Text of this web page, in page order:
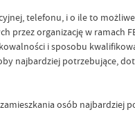
telefonu, i o ile to
organizację w ramach
i sposobu
najbardziej potrzebujące,
osób najbardziej